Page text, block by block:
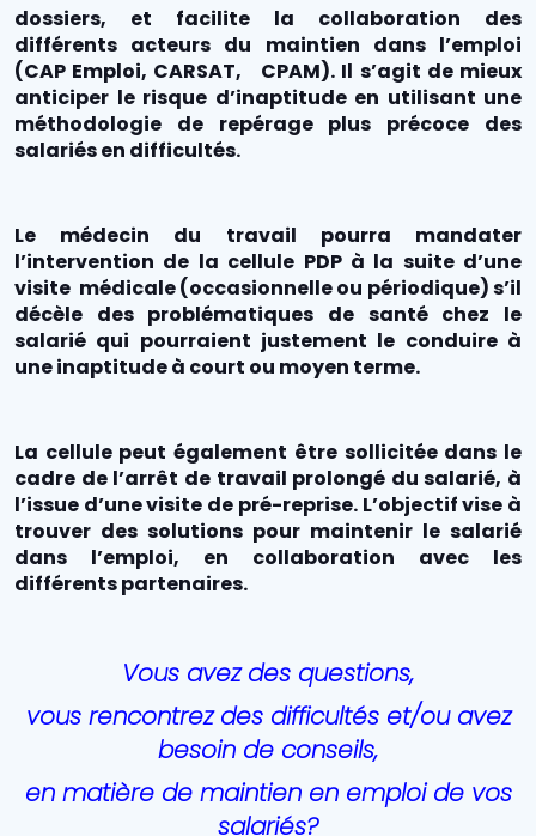
dossiers, et facilite la collaboration des
différents acteurs du maintien dans l’emploi
(CAP Emploi, CARSAT, CPAM). Il s’agit de mieux
anticiper le risque d’inaptitude en utilisant une
méthodologie de repérage plus précoce des
salariés en difficultés.
Le médecin du travail pourra mandater
l’intervention de la cellule PDP à la suite d’une
visite médicale (occasionnelle ou périodique) s’il
décèle des problématiques de santé chez le
salarié qui pourraient justement le conduire à
une inaptitude à court ou moyen terme.
La cellule peut également être sollicitée dans le
cadre de l’arrêt de travail prolongé du salarié, à
l’issue d’une visite de pré-reprise. L’objectif vise à
trouver des solutions pour maintenir le salarié
dans l’emploi, en collaboration avec les
différents partenaires.
Vous avez des questions,
vous rencontrez des difficultés et/ou avez
besoin de conseils,
en matière de maintien en emploi de vos
salariés?